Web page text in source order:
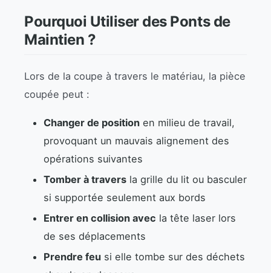
Pourquoi Utiliser des Ponts de
Maintien ?
Lors de la coupe à travers le matériau, la pièce
coupée peut :
Changer de position en milieu de travail,
provoquant un mauvais alignement des
opérations suivantes
Tomber à travers la grille du lit ou basculer
si supportée seulement aux bords
Entrer en collision avec la tête laser lors
de ses déplacements
Prendre feu si elle tombe sur des déchets